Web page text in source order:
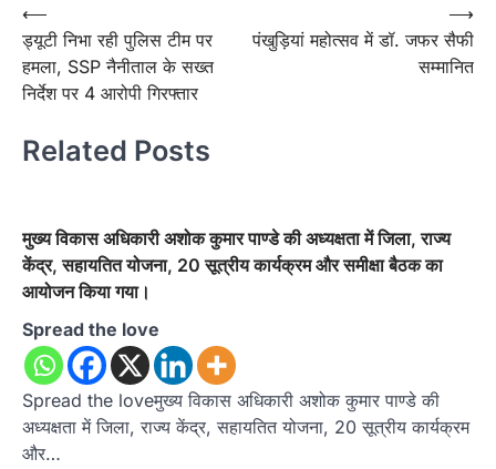
Post
navigation
⟵
ड्यूटी निभा रही पुलिस टीम पर
हमला, SSP नैनीताल के सख्त
निर्देश पर 4 आरोपी गिरफ्तार
पंखुड़ियां महोत्सव में डॉ. जफर सैफी
सम्मानित
⟶
Related Posts
मुख्य विकास अधिकारी अशोक कुमार पाण्डे की अध्यक्षता में जिला, राज्य
केंद्र, सहायतित योजना, 20 सूत्रीय कार्यक्रम और समीक्षा बैठक का
आयोजन किया गया।
Spread the love
Spread the loveमुख्य विकास अधिकारी अशोक कुमार पाण्डे की
अध्यक्षता में जिला, राज्य केंद्र, सहायतित योजना, 20 सूत्रीय कार्यक्रम
और…